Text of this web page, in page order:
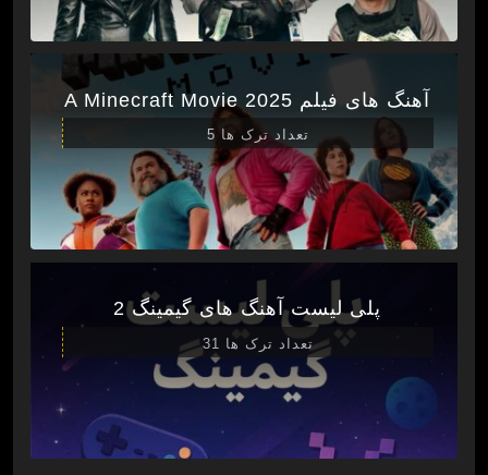
آهنگ های فیلم A Minecraft Movie 2025
تعداد ترک ها 5
پلی لیست آهنگ های گیمینگ 2
تعداد ترک ها 31